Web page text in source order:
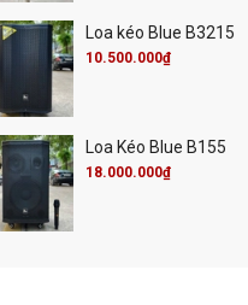
Loa kéo Blue B3215
10.500.000₫
Loa Kéo Blue B155
18.000.000₫